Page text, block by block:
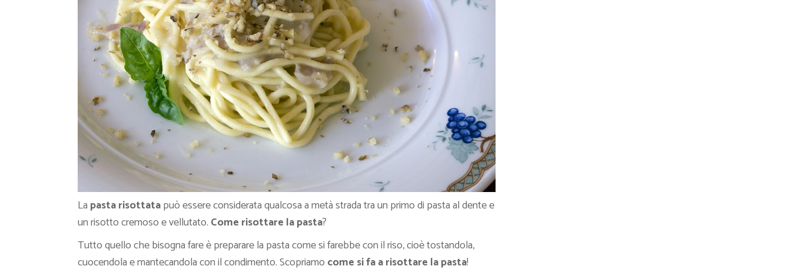
La pasta risottatapuò essere considerata qualcosa a metà strada tra un primo di pasta al dente e
un risotto cremoso e vellutato. Come risottare la pasta?
Tutto quello che bisogna fare è preparare la pasta come si farebbe con il riso, cioè tostandola,
cuocendola e mantecandola con il condimento. Scopriamo come si fa a risottare la pasta!